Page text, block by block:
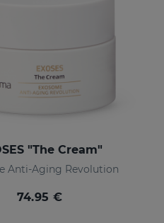
"The Cream"
Anti-Aging Revolution
74.95 €